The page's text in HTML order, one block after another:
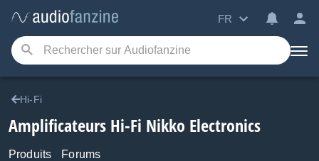
FR
Hi-Fi
Amplificateurs Hi-Fi Nikko Electronics
Produits Forums